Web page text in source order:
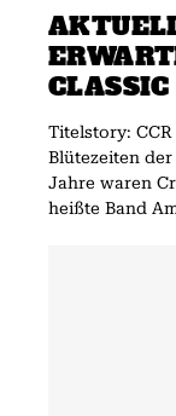
Titelstory:
Blütezeiten der Band Eine Zeitlang
Jahre waren
heißte Band